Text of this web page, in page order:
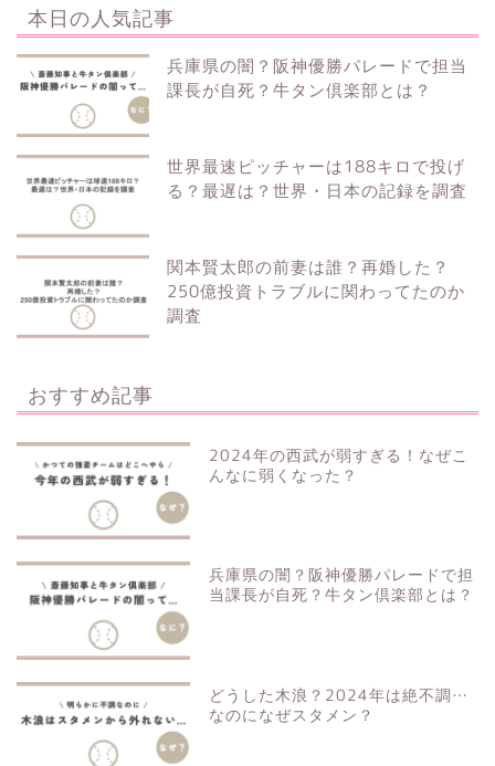
本日の人気記事
兵庫県の闇？阪神優勝パレードで担当
課長が自死？牛タン倶楽部とは？
世界最速ピッチャーは188キロで投げ
る？最遅は？世界・日本の記録を調査
関本賢太郎の前妻は誰？再婚した？
250億投資トラブルに関わってたのか
調査
おすすめ記事
2024年の西武が弱すぎる！なぜこ
んなに弱くなった？
兵庫県の闇？阪神優勝パレードで担
当課長が自死？牛タン倶楽部とは？
どうした木浪？2024年は絶不調…
なのになぜスタメン？